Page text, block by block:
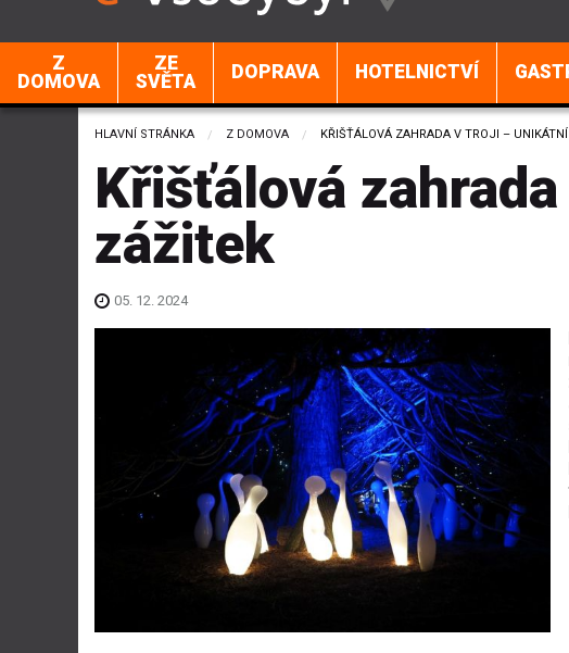
Z
DOMOVA
ZE
SVĚTA
DOPRAVA HOTELNICTVÍ
HLAVNÍ STRÁNKA Z DOMOVA CURRENT:
KŘIŠŤÁLOVÁ ZAHRADA V TROJI –
Křišťálová
zážitek
05. 12. 2024